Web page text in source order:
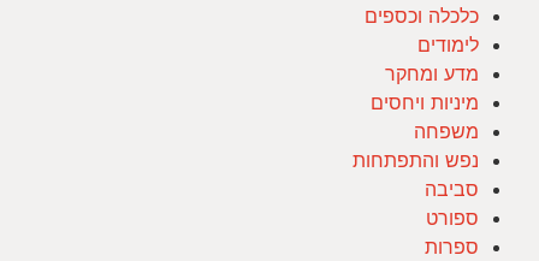
כלכלה וכספים
לימודים
מדע ומחקר
מיניות ויחסים
משפחה
נפש והתפתחות
סביבה
ספורט
ספרות